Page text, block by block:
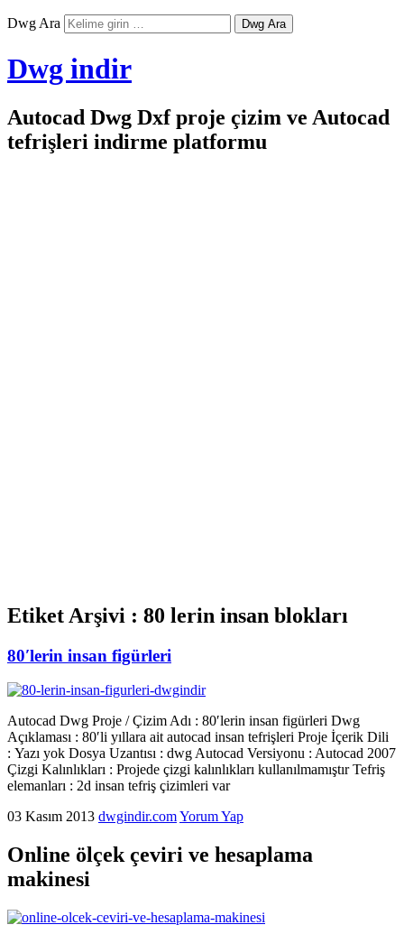
Dwg Ara
Dwg indir
Autocad Dwg Dxf proje çizim ve Autocad
tefrişleri indirme platformu
Etiket Arşivi : 80 lerin insan blokları
80′lerin insan figürleri
Autocad Dwg Proje / Çizim Adı : 80′lerin insan figürleri Dwg
Açıklaması : 80′li yıllara ait autocad insan tefrişleri Proje İçerik Dili
: Yazı yok Dosya Uzantısı : dwg Autocad Versiyonu : Autocad 2007
Çizgi Kalınlıkları : Projede çizgi kalınlıkları kullanılmamıştır Tefriş
elemanları : 2d insan tefriş çizimleri var
03 Kasım 2013 dwgindir.comYorum Yap
Online ölçek çeviri ve hesaplama
makinesi